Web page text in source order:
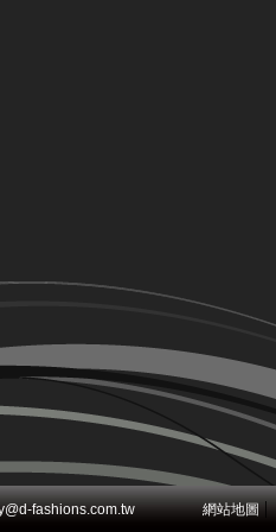
fashions.com.tw 網站地圖|